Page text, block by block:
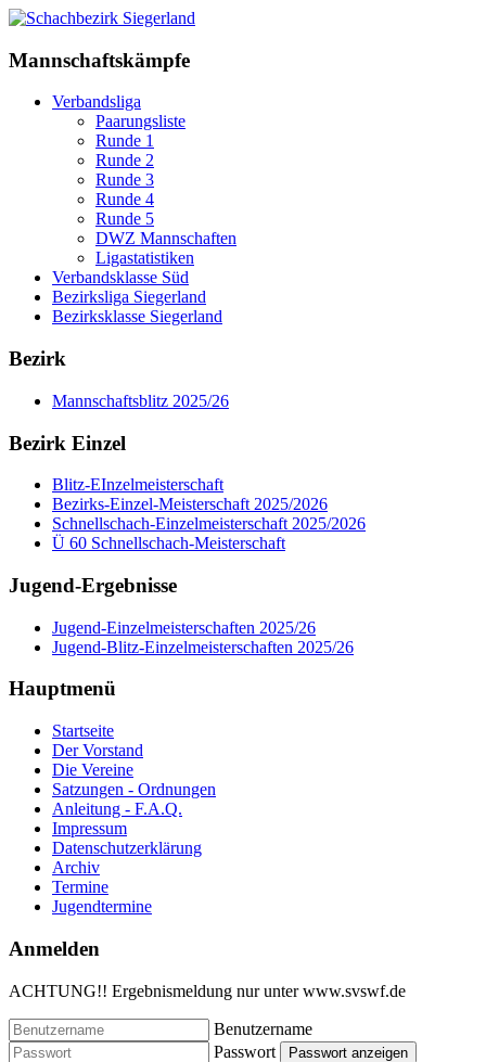
Mannschaftskämpfe
Verbandsliga
Paarungsliste
Runde 1
Runde 2
Runde 3
Runde 4
Runde 5
DWZ Mannschaften
Ligastatistiken
Verbandsklasse Süd
Bezirksliga Siegerland
Bezirksklasse Siegerland
Bezirk
Mannschaftsblitz 2025/26
Bezirk Einzel
Blitz-EInzelmeisterschaft
Bezirks-Einzel-Meisterschaft 2025/2026
Schnellschach-Einzelmeisterschaft 2025/2026
Ü 60 Schnellschach-Meisterschaft
Jugend-Ergebnisse
Jugend-Einzelmeisterschaften 2025/26
Jugend-Blitz-Einzelmeisterschaften 2025/26
Hauptmenü
Startseite
Der Vorstand
Die Vereine
Satzungen - Ordnungen
Anleitung - F.A.Q.
Impressum
Datenschutzerklärung
Archiv
Termine
Jugendtermine
Anmelden
ACHTUNG!! Ergebnismeldung nur unter www.svswf.de
Benutzername
Passwort
Passwort anzeigen